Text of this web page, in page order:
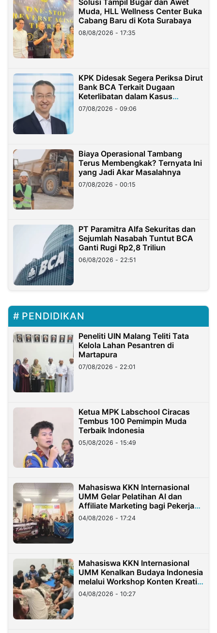
Solusi Tampil Bugar dan Awet
Muda, HLL Wellness Center Buka
Cabang Baru di Kota Surabaya
08/08/2026 - 17:35
KPK Didesak Segera Periksa Dirut
Bank BCA Terkait Dugaan
Keterlibatan dalam Kasus
Hilangnya Dana Nasabah Rp2,58
Miliar
07/08/2026 - 09:06
Biaya Operasional Tambang
Terus Membengkak? Ternyata Ini
yang Jadi Akar Masalahnya
07/08/2026 - 00:15
PT Paramitra Alfa Sekuritas dan
Sejumlah Nasabah Tuntut BCA
Ganti Rugi Rp2,8 Triliun
06/08/2026 - 22:51
PENDIDIKAN
Peneliti UIN Malang Teliti Tata
Kelola Lahan Pesantren di
Martapura
07/08/2026 - 22:01
Ketua MPK Labschool Ciracas
Tembus 100 Pemimpin Muda
Terbaik Indonesia
05/08/2026 - 15:49
Mahasiswa KKN Internasional
UMM Gelar Pelatihan AI dan
Affiliate Marketing bagi Pekerja
Migran Indonesia di Taiwan
04/08/2026 - 17:24
Mahasiswa KKN Internasional
UMM Kenalkan Budaya Indonesia
melalui Workshop Konten Kreatif
di Taiwan
04/08/2026 - 10:27